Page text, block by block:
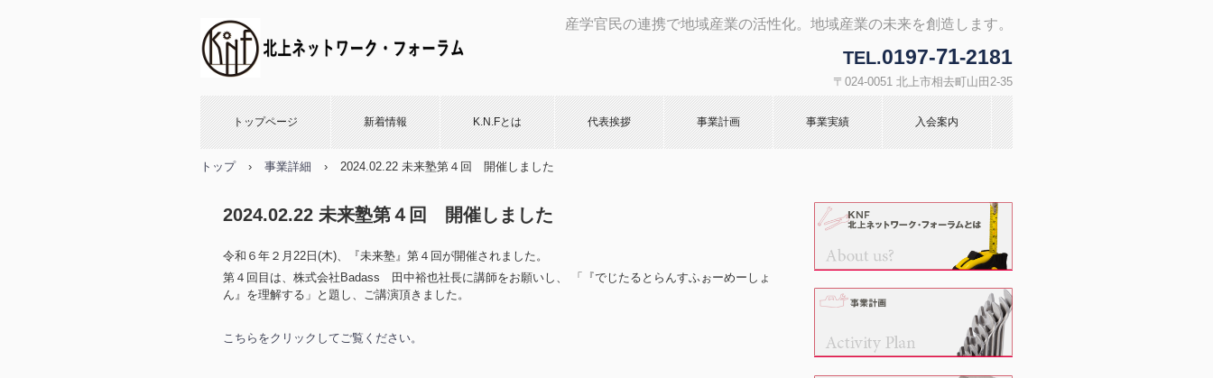
産学官民の連携で地域産業の活性化。地域産業の未来を創造します。
TEL.0197-71-2181
〒024-0051 北上市相去町山田2-35
トップページ 新着情報 K.N.Fとは 代表挨拶 事業計画 事業実績 入会案内
トップ › 事業詳細 › 2024.02.22 未来塾第４回 開催しました
2024.02.22 未来塾第４回 開催しました
令和６年２月22日(木)、『未来塾』第４回が開催されました。
第４回目は、株式会社Badass 田中裕也社長に講師をお願いし、 「『でじたるとらんすふぉーめーしょ
ん』を理解する」と題し、ご講演頂きました。
こちらをクリックしてご覧ください。